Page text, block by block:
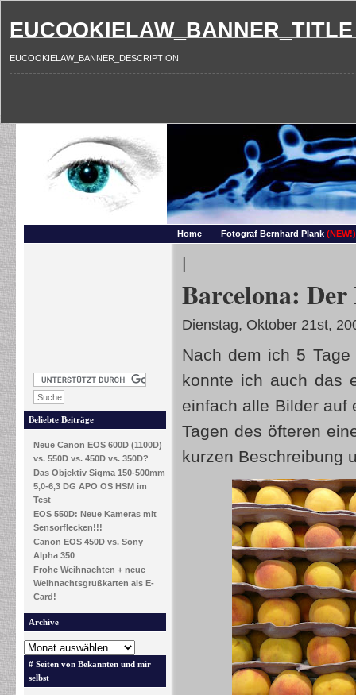
EUCOOKIELAW_BANNER_TITLE
EUCOOKIELAW_BANNER_DESCRIPTION
Home Fotograf Bernhard Plank (NEW!)
Beliebte Beiträge
Neue Canon EOS 600D (1100D)
vs. 550D vs. 450D vs. 350D?
Das Objektiv Sigma 150-500mm
5,0-6,3 DG APO OS HSM im
Test
EOS 550D: Neue Kameras mit
Sensorflecken!!!
Canon EOS 450D vs. Sony
Alpha 350
Frohe Weihnachten + neue
Weihnachtsgrußkarten als E-
Card!
Archive
# Seiten von Bekannten und mir
selbst
|
Barcelona:
Dienstag, Oktober 21st,
Nach dem ich 5
konnte ich auch das
einfach alle Bilder auf
Tagen des öfteren
kurzen Beschreibung